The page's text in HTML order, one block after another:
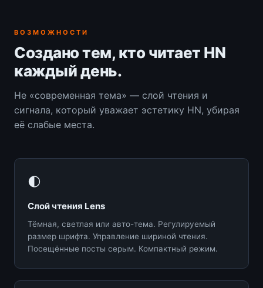
ВОЗМОЖНОСТИ
Создано тем, кто читает HN
каждый день.
Не «современная тема» — слой чтения и
сигнала, который уважает эстетику HN, убирая
её слабые места.
🌓
Слой чтения Lens
Тёмная, светлая или авто-тема. Регулируемый
размер шрифта. Управление шириной чтения.
Посещённые посты серым. Компактный режим.